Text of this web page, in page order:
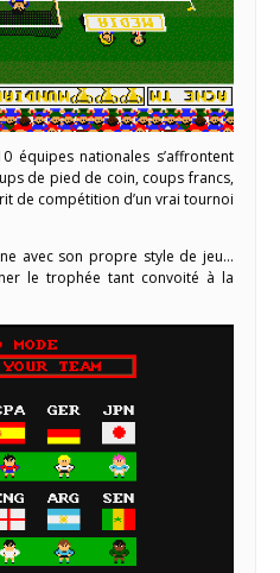
équipes nationales s’affrontent
de pied de coin, coups francs,
de compétition d’un vrai tournoi
avec son propre style de jeu…
le trophée tant convoité à la